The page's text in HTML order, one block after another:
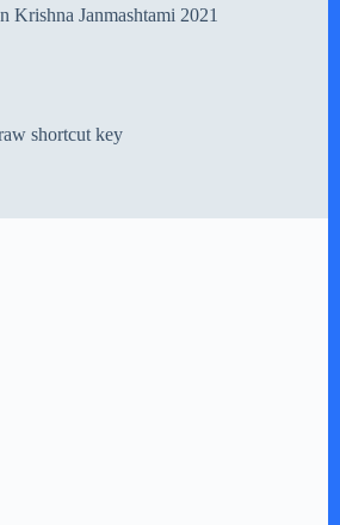
Krishna Janmashtami 2021
shortcut key